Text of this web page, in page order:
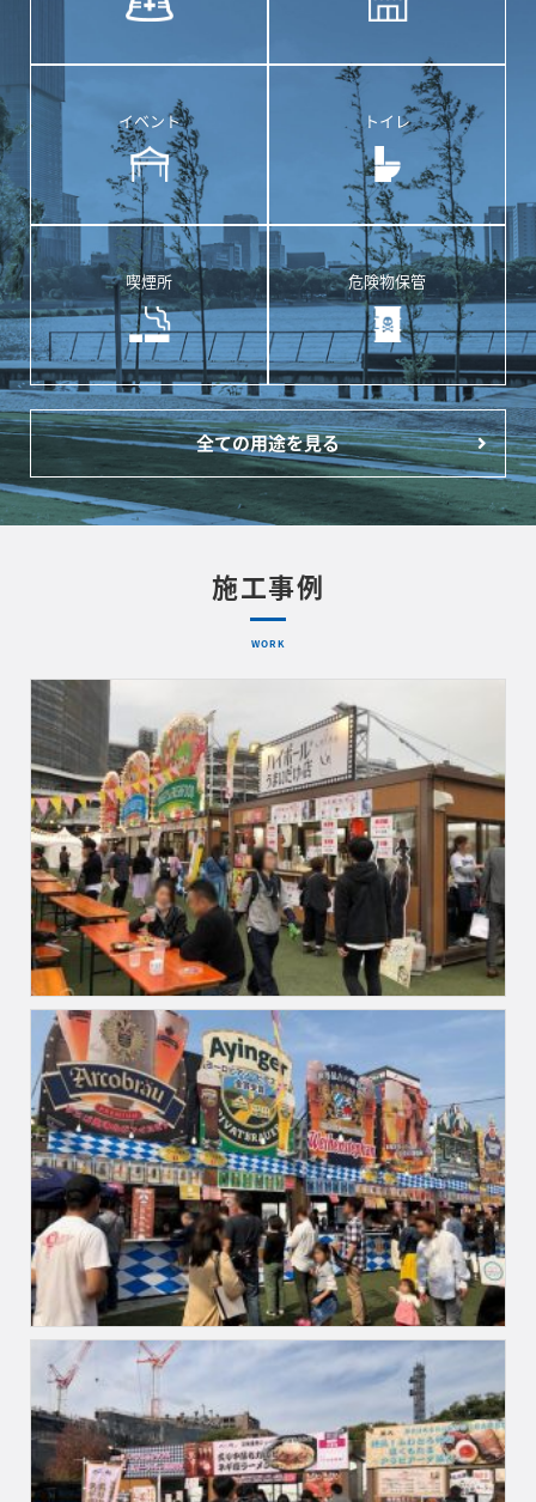
イベント トイレ
喫煙所 危険物保管
全ての用途を見る
施工事例
WORK